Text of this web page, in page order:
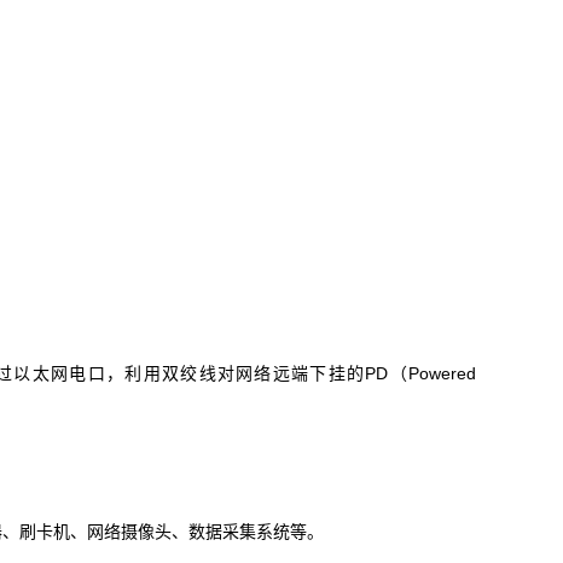
太网电口，利用双绞线对网络远端下挂的PD（Powered
刷卡机、网络摄像头、数据采集系统等。